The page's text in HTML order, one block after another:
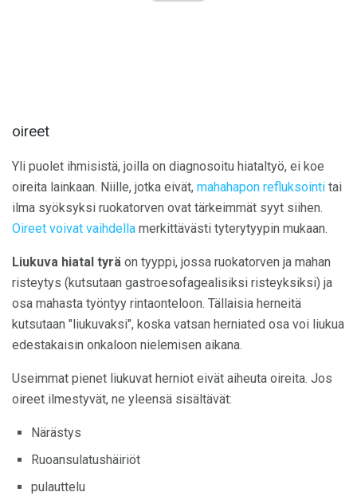
oireet
Yli puolet ihmisistä, joilla on diagnosoitu hiataltyö, ei koe
oireita lainkaan. Niille, jotka eivät, mahahapon refluksointi tai
ilma syöksyksi ruokatorven ovat tärkeimmät syyt siihen.
Oireet voivat vaihdella merkittävästi tyterytyypin mukaan.
Liukuva hiatal tyrä on tyyppi, jossa ruokatorven ja mahan
risteytys (kutsutaan gastroesofagealisiksi risteyksiksi) ja
osa mahasta työntyy rintaonteloon. Tällaisia ​​herneitä
kutsutaan "liukuvaksi", koska vatsan herniated osa voi liukua
edestakaisin onkaloon nielemisen aikana.
Useimmat pienet liukuvat herniot eivät aiheuta oireita. Jos
oireet ilmestyvät, ne yleensä sisältävät:
Närästys
Ruoansulatushäiriöt
pulauttelu